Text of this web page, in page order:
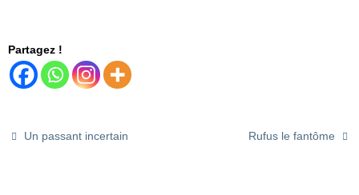
Partagez !
Un passant incertain Rufus le fantôme